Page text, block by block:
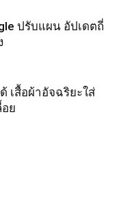
ปรับแผน อัปเดตถี่
เสื้อผ้าอัจฉริยะใส่
อย